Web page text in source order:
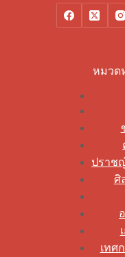
หมวด
ปราช
ศิ
เทศ